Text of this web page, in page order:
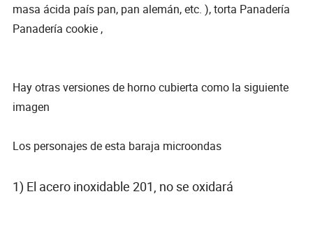
masa ácida país pan, pan alemán, etc. ), torta Panadería
Panadería cookie ,
Hay otras versiones de horno cubierta como la siguiente
imagen
Los personajes de esta baraja microondas
1) El acero inoxidable 201, no se oxidará